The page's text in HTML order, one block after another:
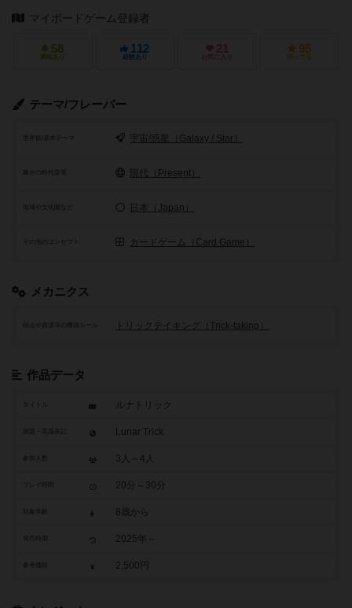
マイボードゲーム登録者
58
興味あり
112
経験あり
21
お気に入り
95
持ってる
テーマ/フレーバー
世界観/基本テーマ 宇宙/惑星（Galaxy / Star）
舞台の時代背景 現代（Present）
地域や文化圏など 日本（Japan）
その他のコンセプト カードゲーム（Card Game）
メカニクス
トリックテイキング（Trick-taking）
作品データ
タイトル ルナトリック
Lunar Trick
参加人数 3人～4人
20分～30分
8歳から
2025年～
2,500円